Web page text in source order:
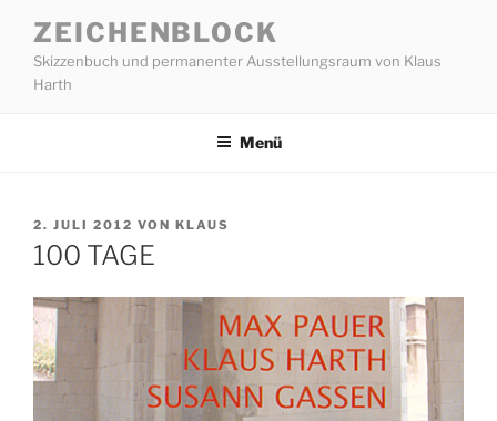
Inhalt
springen
ZEICHENBLOCK
Skizzenbuch und permanenter Ausstellungsraum von Klaus
Harth
Menü
VERÖFFENTLICHT
AM
2. JULI 2012 VON KLAUS
100 TAGE